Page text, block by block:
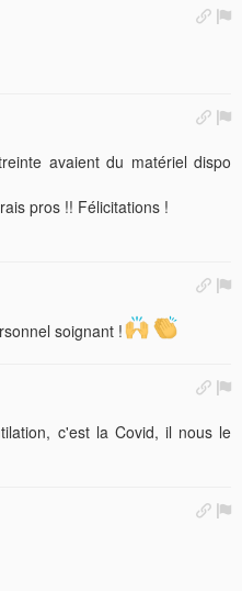
avaient du matériel dispo
pros !! Félicitations !
soignant !
c'est la Covid, il nous le